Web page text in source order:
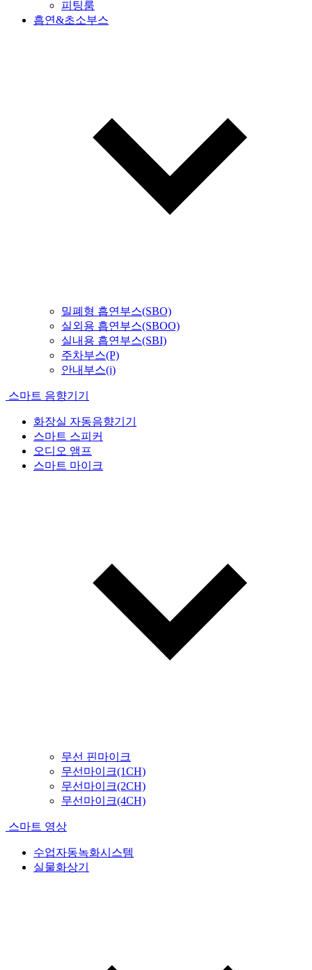
피팅룸
흡연&초소부스
밀폐형 흡연부스(SBO)
실외용 흡연부스(SBOO)
실내용 흡연부스(SBI)
주차부스(P)
안내부스(i)
스마트 음향기기
화장실 자동음향기기
스마트 스피커
오디오 앰프
스마트 마이크
무선 핀마이크
무선마이크(1CH)
무선마이크(2CH)
무선마이크(4CH)
스마트 영상
수업자동녹화시스템
실물화상기